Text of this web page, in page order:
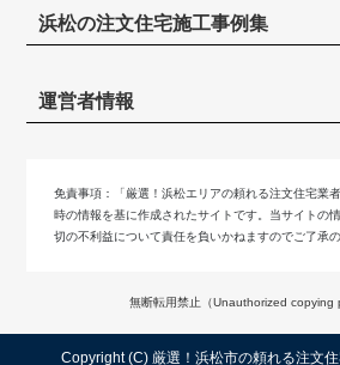
浜松の注文住宅施工事例集
運営者情報
免責事項：
「厳選！浜松エリアの頼れる注文住宅業
時の情報を基に作成されたサイトです。当サイトの
切の不利益について責任を負いかねますのでご了承
無断転用禁止（Unauthorized copying
Copyright (C) 厳選！浜松市の頼れる注文